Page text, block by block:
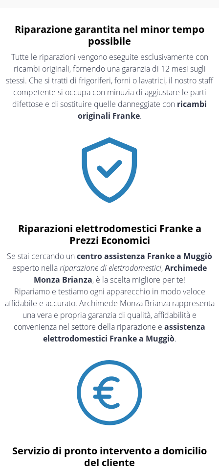
Riparazione garantita nel minor tempo
possibile
Tutte le riparazioni vengono eseguite esclusivamente con
ricambi originali, fornendo una garanzia di 12 mesi sugli
stessi. Che si tratti di frigoriferi, forni o lavatrici, il nostro staff
competente si occupa con minuzia di aggiustare le parti
difettose e di sostituire quelle danneggiate con ricambi
originali Franke.
Riparazioni elettrodomestici Franke a
Prezzi Economici
Se stai cercando un centro assistenza Franke a Muggiò
esperto nellariparazione di elettrodomestici,Archimede
Monza Brianza, è la scelta migliore per te!
Ripariamo e testiamo ogni apparecchio in modo veloce
affidabile e accurato. Archimede Monza Brianza rappresenta
una vera e propria garanzia di qualità, affidabilità e
convenienza nel settore della riparazione e assistenza
elettrodomestici Franke a Muggiò.
Servizio di pronto intervento a domicilio
del cliente